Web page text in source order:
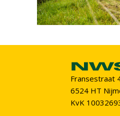
Fransestraat
6524 HT
KvK